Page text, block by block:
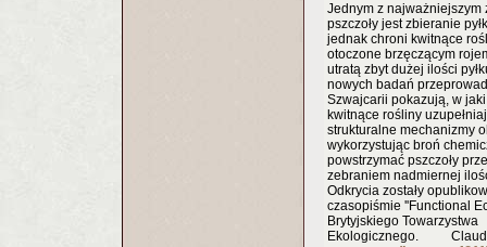
Jednym z najważniejszym
pszczoły jest zbieranie
jednak chroni kwitnące
otoczone brzęczącym
utratą zbyt dużej ilości
nowych badań
Szwajcarii pokazują, w
kwitnące rośliny
strukturalne mechanizmy
wykorzystując broń
powstrzymać pszczoły
zebraniem nadmiernej
Odkrycia zostały
czasopiśmie ''Functional
Brytyjskiego Towarzystwa
Ekologicznego.